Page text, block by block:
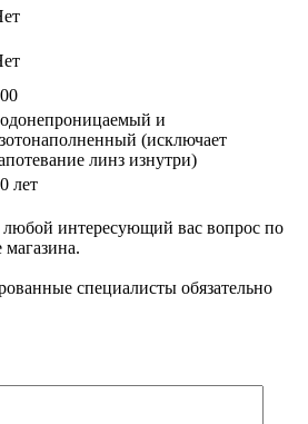
и
(исключает
линз изнутри)
лет
любой интересующий вас вопрос по
магазина.
специалисты обязательно